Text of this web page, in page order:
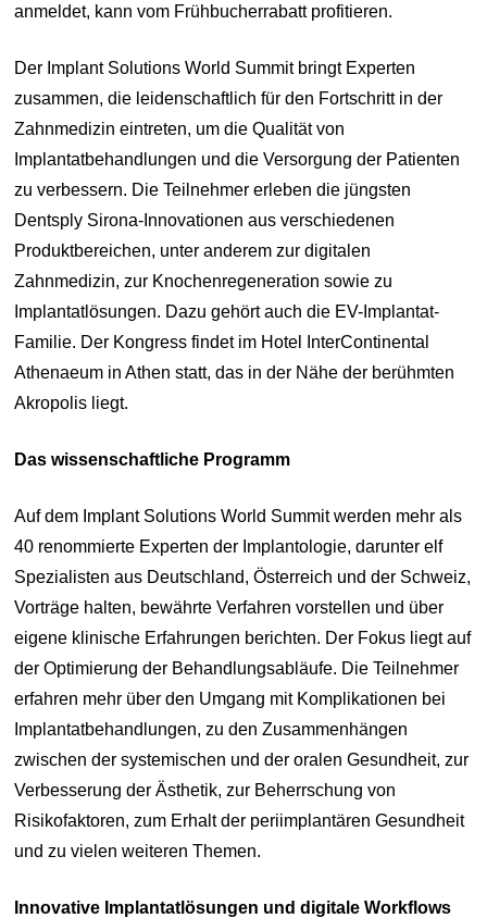
anmeldet, kann vom Frühbucherrabatt profitieren.
Der Implant Solutions World Summit bringt Experten
zusammen, die leidenschaftlich für den Fortschritt in der
Zahnmedizin eintreten, um die Qualität von
Implantatbehandlungen und die Versorgung der Patienten
zu verbessern. Die Teilnehmer erleben die jüngsten
Dentsply Sirona-Innovationen aus verschiedenen
Produktbereichen, unter anderem zur digitalen
Zahnmedizin, zur Knochenregeneration sowie zu
Implantatlösungen. Dazu gehört auch die EV-Implantat-
Familie. Der Kongress findet im Hotel InterContinental
Athenaeum in Athen statt, das in der Nähe der berühmten
Akropolis liegt.
Das wissenschaftliche Programm
Auf dem Implant Solutions World Summit werden mehr als
40 renommierte Experten der Implantologie, darunter elf
Spezialisten aus Deutschland, Österreich und der Schweiz,
Vorträge halten, bewährte Verfahren vorstellen und über
eigene klinische Erfahrungen berichten. Der Fokus liegt auf
der Optimierung der Behandlungsabläufe. Die Teilnehmer
erfahren mehr über den Umgang mit Komplikationen bei
Implantatbehandlungen, zu den Zusammenhängen
zwischen der systemischen und der oralen Gesundheit, zur
Verbesserung der Ästhetik, zur Beherrschung von
Risikofaktoren, zum Erhalt der periimplantären Gesundheit
und zu vielen weiteren Themen.
Innovative Implantatlösungen und digitale Workflows